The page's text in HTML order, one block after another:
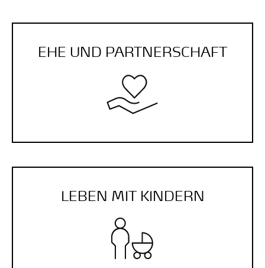
EHE UND PARTNER­SCHAFT
LEBEN MIT KINDERN